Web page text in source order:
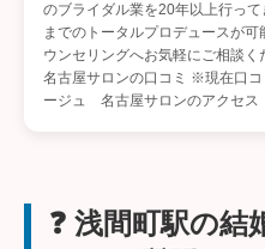
のブライダル業を20年以上行っ
までのトータルプロデュースが
ウンセリングへお気軽にご相談
名古屋サロンの口コミ ※現在口
ージュ 名古屋サロンのアクセス
❓ 浅間町駅の結